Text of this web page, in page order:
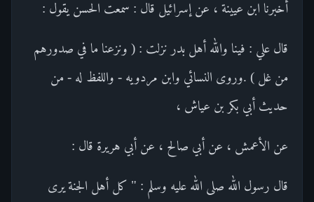
أخبرنا ابن عيينة ، عن إسرائيل قال : سمعت الحسن يقول :
قال علي : فينا والله أهل بدر نزلت : ( ونزعنا ما في صدورهم
من غل ) .وروى النسائي وابن مردويه - واللفظ له - من
حديث أبي بكر بن عياش ،
عن الأعمش ، عن أبي صالح ، عن أبي هريرة قال :
قال رسول الله صلى الله عليه وسلم : " كل أهل الجنة يرى